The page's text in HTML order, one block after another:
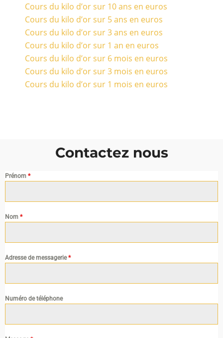
Cours du kilo d’or sur 10 ans en euros
Cours du kilo d’or sur 5 ans en euros
Cours du kilo d’or sur 3 ans en euros
Cours du kilo d’or sur 1 an en euros
Cours du kilo d’or sur 6 mois en euros
Cours du kilo d’or sur 3 mois en euros
Cours du kilo d’or sur 1 mois en euros
Contactez nous
Prénom *
Nom *
Adresse de messagerie*
Numéro de téléphone